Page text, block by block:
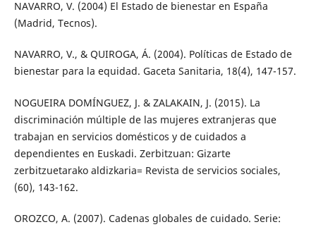
NAVARRO, V. (2004) El Estado de bienestar en España
(Madrid, Tecnos).
NAVARRO, V., & QUIROGA, Á. (2004). Políticas de Estado de
bienestar para la equidad. Gaceta Sanitaria, 18(4), 147-157.
NOGUEIRA DOMÍNGUEZ, J. & ZALAKAIN, J. (2015). La
discriminación múltiple de las mujeres extranjeras que
trabajan en servicios domésticos y de cuidados a
dependientes en Euskadi. Zerbitzuan: Gizarte
zerbitzuetarako aldizkaria= Revista de servicios sociales,
(60), 143-162.
OROZCO, A. (2007). Cadenas globales de cuidado. Serie: